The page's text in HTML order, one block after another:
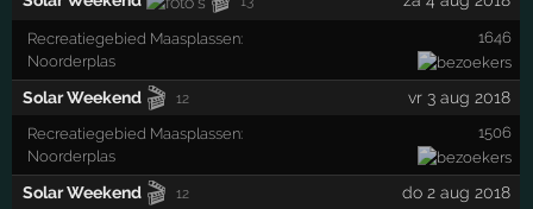
Recreatiegebied Maasplassen:
Noorderplas
1646
Solar Weekend 🎬 12 vr 3 aug 2018
Recreatiegebied Maasplassen:
Noorderplas
1506
Solar Weekend 🎬 12 do 2 aug 2018